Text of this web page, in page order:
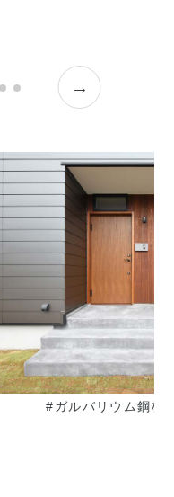
#アプローチ